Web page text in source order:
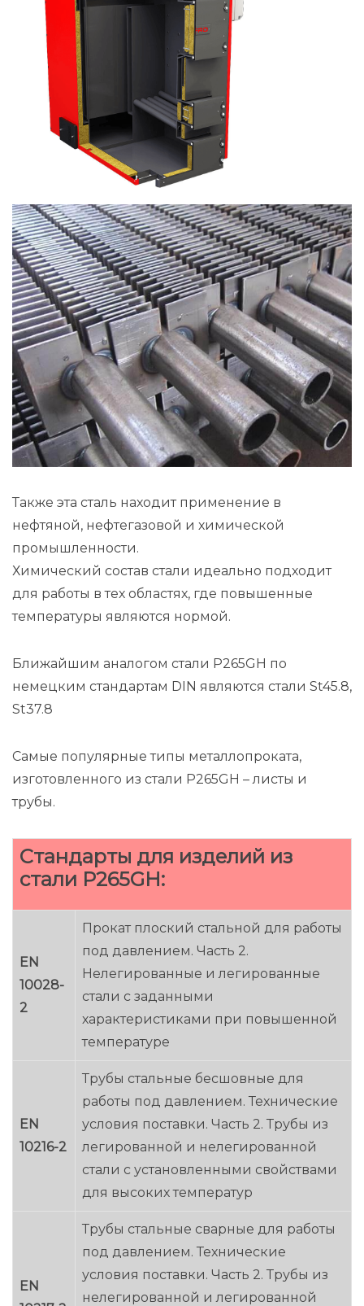
Также эта сталь находит применение в
нефтяной, нефтегазовой и химической
промышленности.
Химический состав стали идеально подходит
для работы в тех областях, где повышенные
температуры являются нормой.
Ближайшим аналогом стали P265GH по
немецким стандартам DIN являются стали St45.8,
St37.8
Самые популярные типы металлопроката,
изготовленного из стали P265GH – листы и
трубы.
Стандарты для изделий из
стали P265GH:
EN
10028-
2
Прокат плоский стальной для работы
под давлением. Часть 2.
Нелегированные и легированные
стали с заданными
характеристиками при повышенной
температуре
EN
10216-2
Трубы стальные бесшовные для
работы под давлением. Технические
условия поставки. Часть 2. Трубы из
легированной и нелегированной
стали с установленными свойствами
для высоких температур
EN
Трубы стальные сварные для работы
под давлением. Технические
условия поставки. Часть 2. Трубы из
нелегированной и легированной